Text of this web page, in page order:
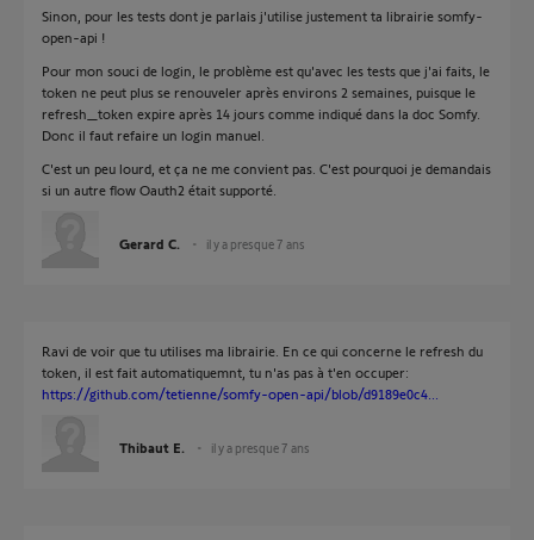
Sinon, pour les tests dont je parlais j'utilise justement ta librairie somfy-
open-api !
Pour mon souci de login, le problème est qu'avec les tests que j'ai faits, le
token ne peut plus se renouveler après environs 2 semaines, puisque le
refresh_token expire après 14 jours comme indiqué dans la doc Somfy.
Donc il faut refaire un login manuel.
C'est un peu lourd, et ça ne me convient pas. C'est pourquoi je demandais
si un autre flow Oauth2 était supporté.
Gerard C. il y a presque 7 ans
Ravi de voir que tu utilises ma librairie. En ce qui concerne le refresh du
token, il est fait automatiquemnt, tu n'as pas à t'en occuper:
https://github.com/tetienne/somfy-open-api/blob/d9189e0c4...
Thibaut E. il y a presque 7 ans